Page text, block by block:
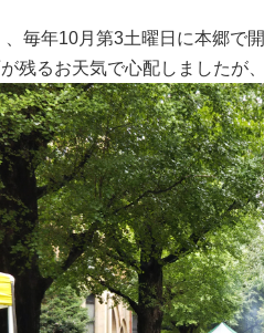
毎年10月第3土曜日に本郷で
残るお天気で心配しましたが